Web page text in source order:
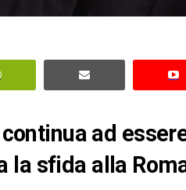
ad
la sfida alla